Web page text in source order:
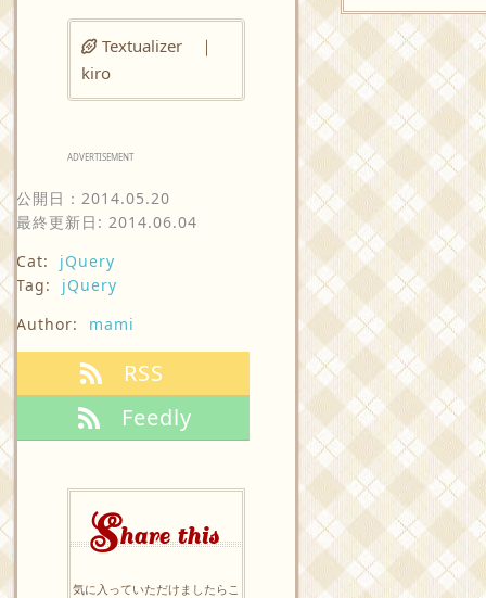
Textualizer ｜
kiro
ADVERTISEMENT
公開日： 2014.05.20
最終更新日: 2014.06.04
Cat:
jQuery
Tag:
jQuery
Author:
mami
RSS
Feedly
Share this
気に入っていただけましたらこ